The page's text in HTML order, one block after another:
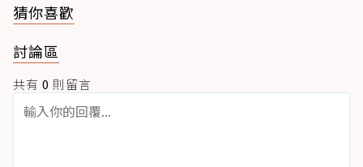
猜你喜歡
討論區
共有 0 則留言